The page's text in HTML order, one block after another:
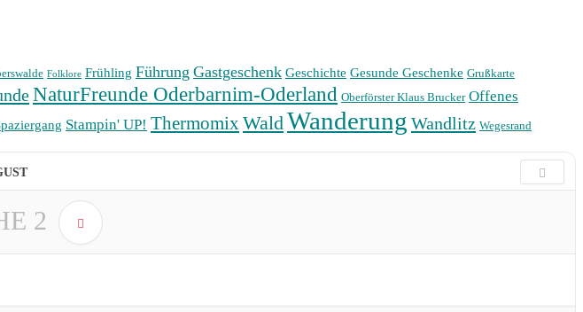
Folklore Frühling Führung Gastgeschenk Geschichte Gesunde Geschenke Grußkarte
NaturFreunde Oderbarnim-Oderland Oberförster Klaus Brucker Offenes
Stampin' UP! ThermomixWaldWanderung Wandlitz Wegesrand
2